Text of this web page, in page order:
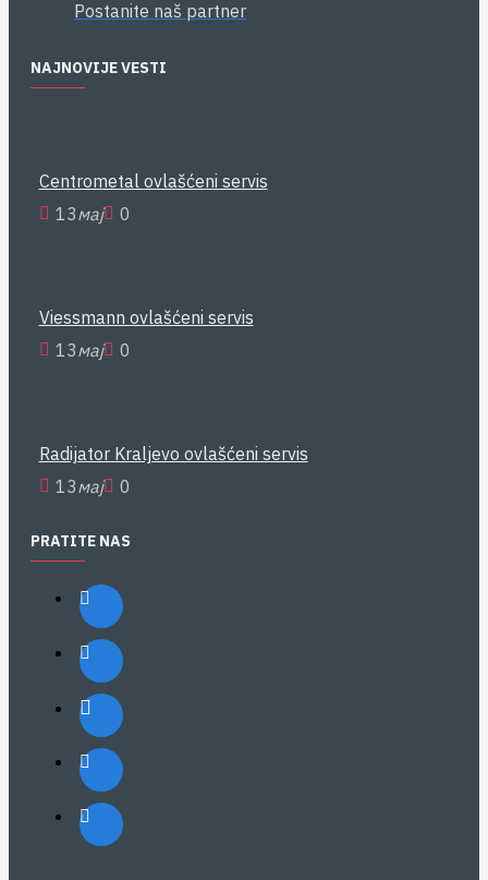
Postanite naš partner
NAJNOVIJE VESTI
Centrometal ovlašćeni servis
13мај 0
Viessmann ovlašćeni servis
13мај 0
Radijator Kraljevo ovlašćeni servis
13мај 0
PRATITE NAS